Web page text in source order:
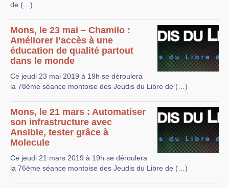
de (…)
Mons, le 23 mai – Chamilo :
Améliorer l’accès à une
éducation de qualité partout
dans le monde
Ce jeudi 23 mai 2019 à 19h se déroulera
la 78ème séance montoise des Jeudis du Libre de (…)
Mons, le 21 mars : Automatiser
son infrastructure avec
Ansible, tester grâce à
Molecule
Ce jeudi 21 mars 2019 à 19h se déroulera
la 76ème séance montoise des Jeudis du Libre de (…)